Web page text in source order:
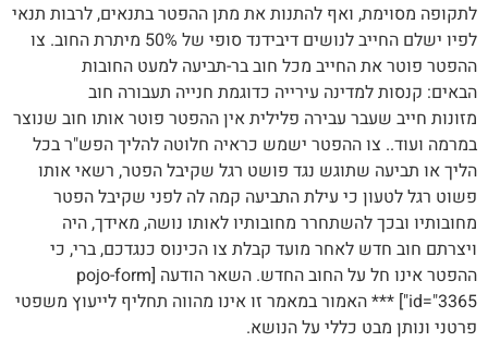
לתקופה מסוימת, ואף להתנות את מתן ההפטר בתנאים, לרבות תנאי
לפיו ישלם החייב לנושים דיבידנד סופי של 50% מיתרת החוב. צו
ההפטר פוטר את החייב מכל חוב בר-תביעה למעט החובות
הבאים: קנסות למדינה עירייה כדוגמת חנייה תעבורה חוב
מזונות חייב שעבר עבירה פלילית אין ההפטר פוטר אותו חוב שנוצר
במרמה ועוד.. צו ההפטר ישמש כראיה חלוטה להליך הפש"ר בכל
הליך או תביעה שתוגש נגד פושט רגל שקיבל הפטר, רשאי אותו
פשוט רגל לטעון כי עילת התביעה קמה לה לפני שקיבל הפטר
מחובותיו ובכך להשתחרר מחובותיו לאותו נושה, מאידך, היה
ויצרתם חוב חדש לאחר מועד קבלת צו הכינוס כנגדכם, ברי, כי
ההפטר אינו חל על החוב החדש. השאר הודעה [pojo-form
id="3365"] *** האמור במאמר זו אינו מהווה תחליף לייעוץ משפטי
פרטני ונותן מבט כללי על הנושא.